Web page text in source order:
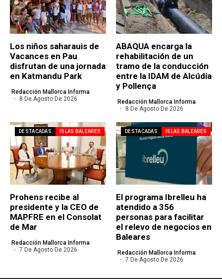
Los niños saharauis de
Vacances en Pau
disfrutan de una jornada
en Katmandu Park
Redacción Mallorca Informa
8 De Agosto De 2026
ABAQUA encarga la
rehabilitación de un
tramo de la conducción
entre la IDAM de Alcúdia
y Pollença
Redacción Mallorca Informa
8 De Agosto De 2026
DESTACADAS ISLAS BALEARES
Prohens recibe al
presidente y la CEO de
MAPFRE en el Consolat
de Mar
Redacción Mallorca Informa
7 De Agosto De 2026
DESTACADAS ISLAS BALEARES
El programa Ibrelleu ha
atendido a 356
personas para facilitar
el relevo de negocios en
Baleares
Redacción Mallorca Informa
7 De Agosto De 2026